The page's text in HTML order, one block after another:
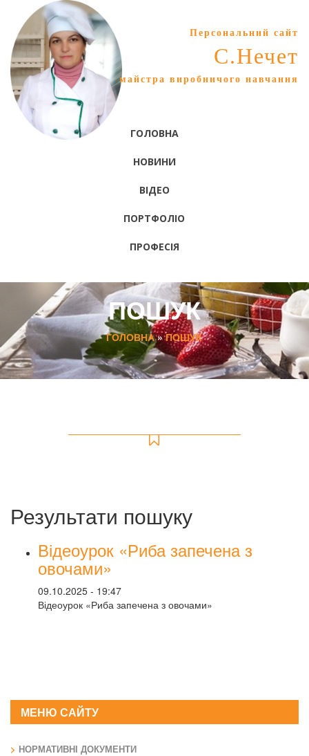
Персональний сайт
С.Нечет
майстра виробничого навчання
ГОЛОВНА
НОВИНИ
ВІДЕО
ПОРТФОЛІО
ПРОФЕСІЯ
ПОШУК
ГОЛОВНА»ПОШУК
Результати пошуку
Відеоурок «Риба запечена з
овочами»
09.10.2025 - 19:47
Відеоурок «Риба запечена з овочами»
МЕНЮ САЙТУ
НОРМАТИВНІ ДОКУМЕНТИ